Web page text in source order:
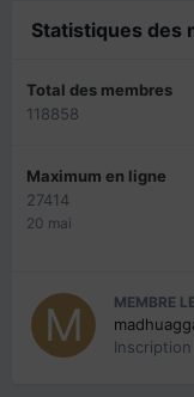
Statistiques des
Total des membres
118858
Maximum en ligne
27414
20 mai
MEMBRE
Inscription